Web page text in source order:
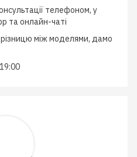
телефоном, у
та онлайн-чаті
між моделями, дамо